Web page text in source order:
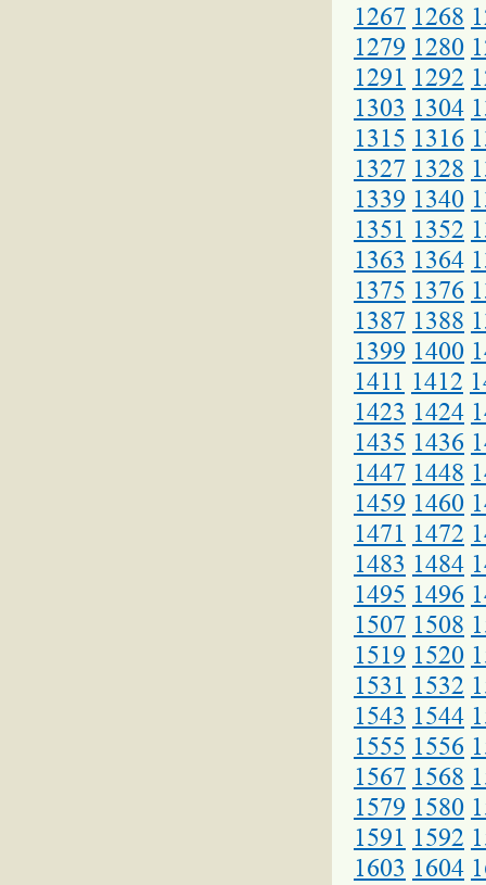
1267 1268
1279 1280
1291 1292
1303 1304
1315 1316
1327 1328
1339 1340
1351 1352
1363 1364
1375 1376
1387 1388
1399 1400
1411 1412
1423 1424
1435 1436
1447 1448
1459 1460
1471 1472
1483 1484
1495 1496
1507 1508
1519 1520
1531 1532
1543 1544
1555 1556
1567 1568
1579 1580
1591 1592
1603 1604